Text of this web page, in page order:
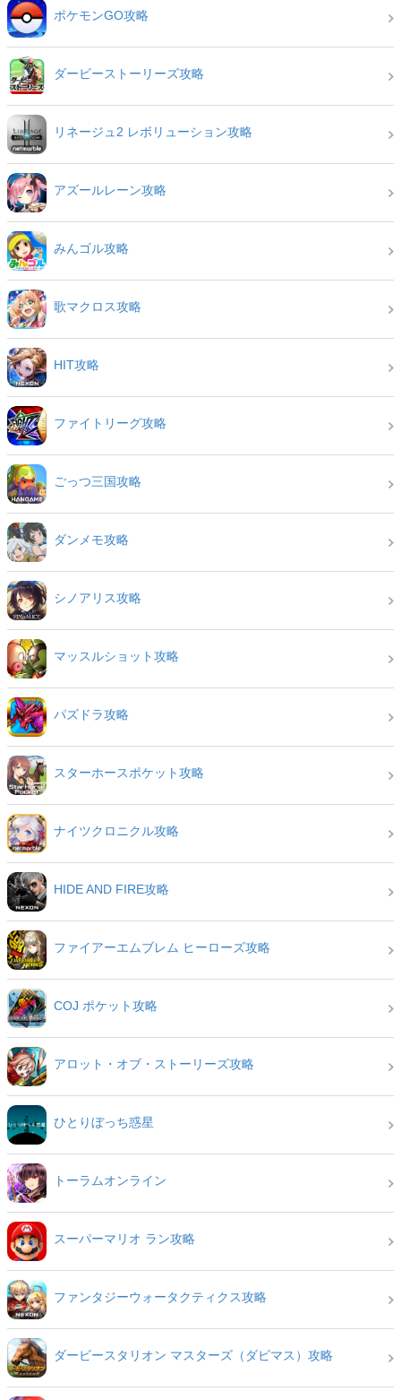
ポケモンGO攻略
ダービーストーリーズ攻略
リネージュ2 レボリューション攻略
アズールレーン攻略
みんゴル攻略
歌マクロス攻略
HIT攻略
ファイトリーグ攻略
ごっつ三国攻略
ダンメモ攻略
シノアリス攻略
マッスルショット攻略
パズドラ攻略
スターホースポケット攻略
ナイツクロニクル攻略
HIDE AND FIRE攻略
ファイアーエムブレム ヒーローズ攻略
COJ ポケット攻略
アロット・オブ・ストーリーズ攻略
ひとりぼっち惑星
トーラムオンライン
スーパーマリオ ラン攻略
ファンタジーウォータクティクス攻略
ダービースタリオン マスターズ（ダビマス）攻略